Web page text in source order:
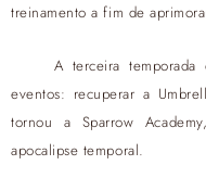
treinamento a fim de
A terceira
eventos: recuperar a
tornou a Sparrow
apocalipse temporal.